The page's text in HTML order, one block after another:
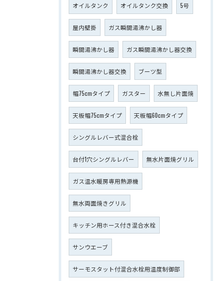
オイルタンク オイルタンク交換 5号
屋内壁掛 ガス瞬間湯沸かし器
瞬間湯沸かし器 ガス瞬間湯沸かし器交換
瞬間湯沸かし器交換 ブーツ型
幅75cmタイプ ガスター 水無し片面焼
天板幅75cmタイプ 天板幅60cmタイプ
シングルレバー式混合栓
台付1穴シングルレバー 無水片面焼グリル
ガス温水暖房専用熱源機
無水両面焼きグリル
キッチン用ホース付き混合水栓
サンウエーブ
サーモスタット付混合水栓用温度制御部